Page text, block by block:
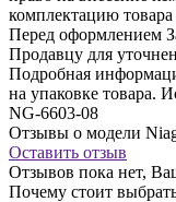
комплектацию товара
Перед оформлением
Продавцу для
Подробная
на упаковке товара.
NG-6603-08
Отзывы о модели
Оставить отзыв
Отзывов пока нет,
Почему стоит